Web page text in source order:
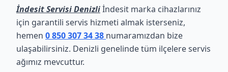
İndesit Servisi Denizliİndesit marka cihazlarınız
için garantili servis hizmeti almak isterseniz,
hemen 0 850 307 34 38 numaramızdan bize
ulaşabilirsiniz. Denizli genelinde tüm ilçelere servis
ağımız mevcuttur.